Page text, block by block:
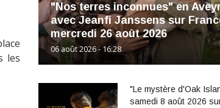
les
"Nos terres inconnues" en
avec Jeanfi Janssens sur
mercredi 26 août 2026
06 août 2026 - 16:28
"Le mystère d'Oak
samedi 8 août 2026